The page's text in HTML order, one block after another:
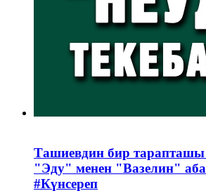
Ташиевдин бир
"Эду" менен "Вазелин"
#Күнсереп